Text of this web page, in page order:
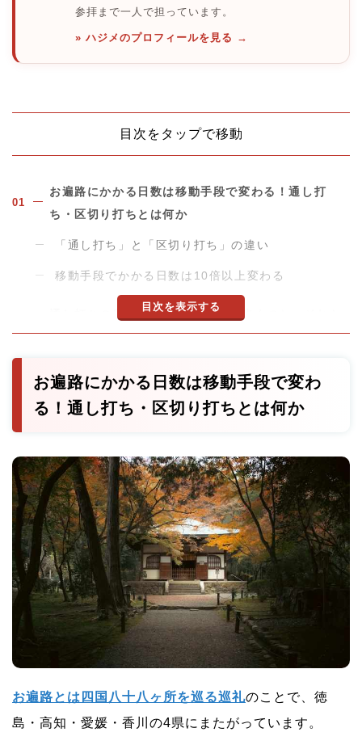
参拝まで一人で担っています。
» ハジメのプロフィールを見る →
目次をタップで移動
お遍路にかかる日数は移動手段で変わる！通し打
ち・区切り打ちとは何か
「通し打ち」と「区切り打ち」の違い
移動手段でかかる日数は10倍以上変わる
通し打ちの所要日数と現実！40日歩くのか、それと
も10日車で行けるのか
車での通し打ちは10日前後で終えられる
3つの手段で比べるとこうなる
区切り打ちで何年かかる？計画の立て方と、続けら
れる人の共通点
区切り打ちには3つの基本パターンがある
区切り打ちの回数別・日程の目安
やめずに続けられる！挫折しない区切り打ちのコツ
区切り打ちは季節選びも結願率を左右する
で結願日数はどう変わる
目次を表示する
お遍路にかかる日数は移動手段で変わ
る！通し打ち・区切り打ちとは何か
お遍路とは四国八十八ヶ所を巡る巡礼のことで、徳
島・高知・愛媛・香川の4県にまたがっています。